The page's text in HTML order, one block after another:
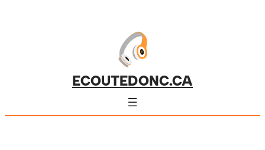
ECOUTEDONC.CA